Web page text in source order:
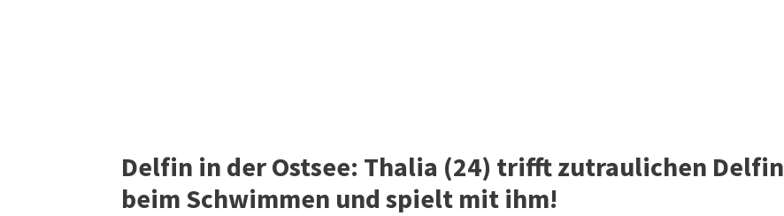
Delfin in der Ostsee: Thalia (24) trifft zutraulichen Delfin
beim Schwimmen und spielt mit ihm!